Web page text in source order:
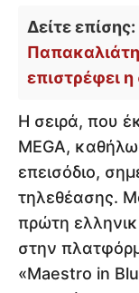
Δείτε επίσης:
επιστρέφει η
Η σειρά, που
MEGA,
επεισόδιο,
τηλεθέασης.
πρώτη
στην
«Maestro in